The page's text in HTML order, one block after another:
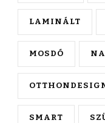
LAMINÁLT
MOSDÓ
SMART